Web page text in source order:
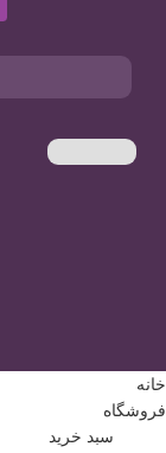
خانه
فروشگاه
سبد خرید